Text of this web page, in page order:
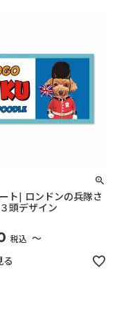
ト| ロンドンの兵隊さ
頭デザイン
税込 〜
る